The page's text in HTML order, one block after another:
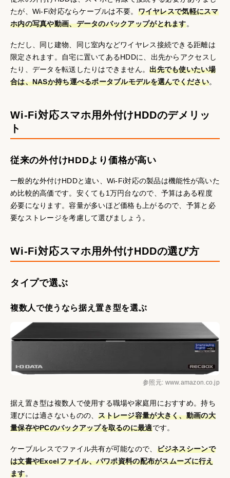
たが、Wi-Fi対応ならケーブルは不要。 ワイヤレスで気軽にスマ
ホ内の写真や動画、データのバックアップがとれます。
ただし、同じ建物、同じ室内などワイヤレス接続できる距離は
限定されます。自宅に置いてあるHDDに、出先からアクセスし
たり、データを転送したりはできません。出先でも使いたい場
合は、NASか持ち運べるポータブルモデルを選んでください。
Wi-Fi対応スマホ用外付けHDDのデメリッ
ト
従来の外付けHDDより価格が高い
一般的な外付けHDDと違い、Wi-Fi対応の製品は機能性が高いた
め比較的高価です。安くても1万円台なので、予算はある程度
必要になります。容量が多いほど価格も上がるので、予算と必
要なストレージを考慮して選びましょう。
Wi-Fi対応スマホ用外付けHDDの選び方
タイプで選ぶ
複数人で使うなら据え置き型を選ぶ
参照元: www.amazon.co.jp
据え置き型は複数人で使用する職場や家庭用におすすめ。持ち
運びには適さないものの、ストレージ容量が大きく、動画の大
量保存やPCのバックアップを取るのに最適です。
ケーブルレスでファイル共有が可能なので、 ビジネスシーンで
は文書やExcelファイル、パワポ資料の配布がスムーズに行え
ます。